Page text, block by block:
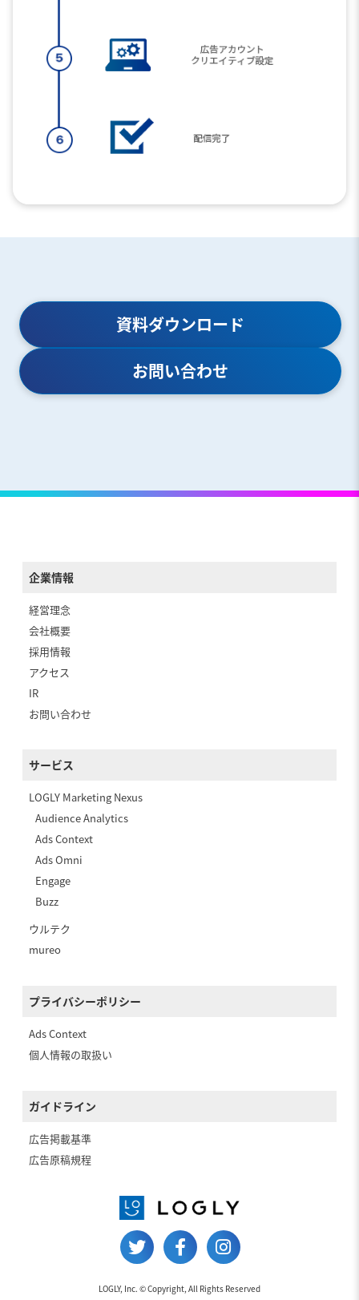
資料ダウンロード
お問い合わせ
企業情報
経営理念
会社概要
採用情報
アクセス
IR
お問い合わせ
サービス
LOGLY Marketing Nexus
Audience Analytics
Ads Context
Ads Omni
Engage
Buzz
ウルテク
mureo
プライバシーポリシー
Ads Context
個人情報の取扱い
ガイドライン
広告掲載基準
広告原稿規程
LOGLY, Inc. © Copyright, All Rights Reserved